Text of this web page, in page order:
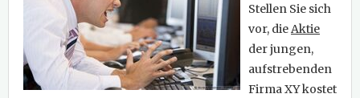
Stellen Sie sich
vor, dieAktie
der jungen,
aufstrebenden
Firma XY kostet